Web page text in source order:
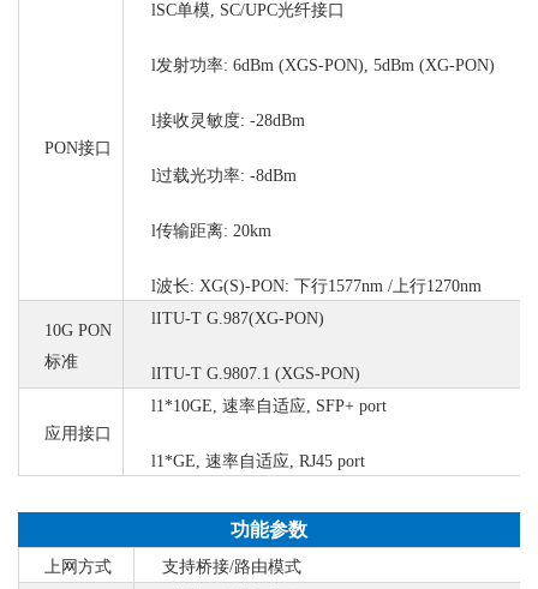
PON接口
lSC单模, SC/UPC光纤接口
l发射功率: 6dBm (XGS-PON), 5dBm (XG-PON)
l接收灵敏度: -28dBm
l过载光功率: -8dBm
l传输距离: 20km
l波长: XG(S)-PON: 下行1577nm /上行1270nm
10G PON
标准
lITU-T G.987(XG-PON)
lITU-T G.9807.1 (XGS-PON)
应用接口
l1*10GE, 速率自适应, SFP+ port
l1*GE, 速率自适应, RJ45 port
功能参数
上网方式 支持桥接/路由模式